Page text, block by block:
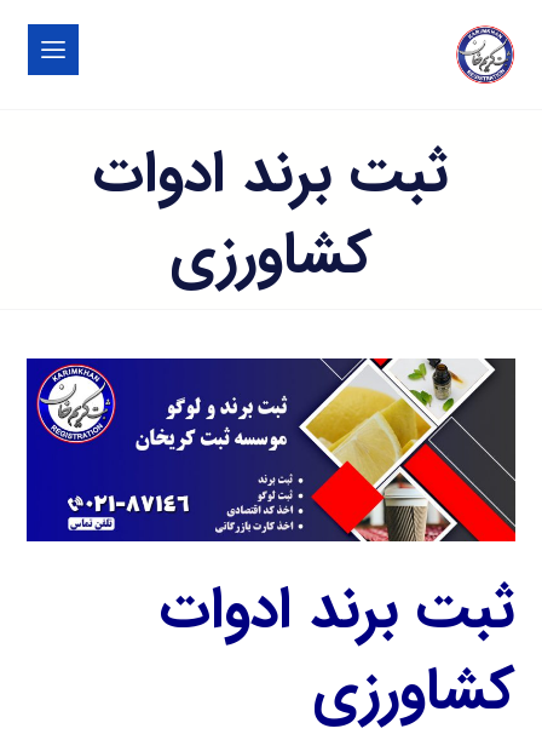
ثبت برند ادوات
کشاورزی
ثبت برند ادوات
کشاورزی